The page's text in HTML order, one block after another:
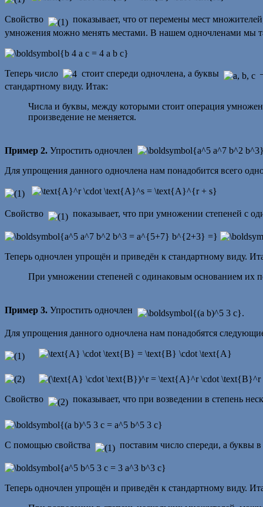
Свойство
показывает, что от перемены мест
умножения можно менять местами. В нашем одночленами мы
Теперь число стоит спереди одночлена, а буквы
стандартному виду. Итак:
Числа и буквы, между которыми стоит операция
произведение не меняется.
Пример 2. Упростить одночлен
Для упрощения данного одночлена нам понадобится всего
Свойство показывает, что при умножении степеней с
Теперь одночлен упрощён и приведён к стандартному виду.
При умножении степеней с одинаковым основанием их
Пример 3. Упростить одночлен
Для упрощения данного одночлена нам понадобятся
Свойство показывает, что при возведении в степень
С помощью свойства поставим число спереди, а буквы
Теперь одночлен упрощён и приведён к стандартному виду.